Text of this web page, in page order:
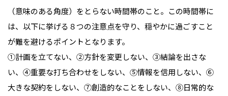
（意味のある角度）をとらない時間帯のこと。この時間帯に
は、以下に挙げる８つの注意点を守り、穏やかに過ごすこと
が難を避けるポイントとなります。
①計画を立てない、②方針を変更しない、③結論を出さな
い、④重要な打ち合わせをしない、⑤情報を信用しない、⑥
大きな契約をしない、⑦創造的なことをしない、⑧日常的な